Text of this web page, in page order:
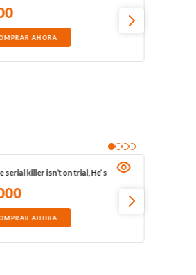
AHORA
serial killer isn’t on trial, He’ s
AHORA